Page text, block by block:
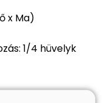
x Ma)
1/4 hüvelyk